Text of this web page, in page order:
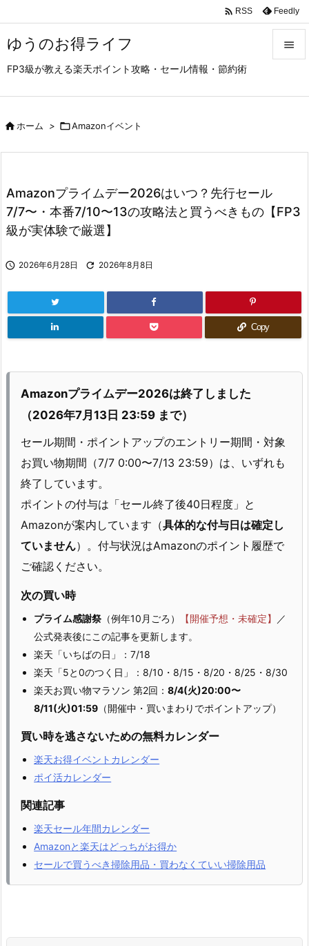
ゆうのお得ライフ
FP3級が教える楽天ポイント攻略・セール情報・節約術


 RSS Feedly
ホーム > Amazonイベント
Amazonプライムデー2026はいつ？先行セール
7/7〜・本番7/10〜13の攻略法と買うべきもの【FP3
級が実体験で厳選】
 2026年6月28日  2026年8月8日
Copy
Amazonプライムデー2026は終了しました
（2026年7月13日 23:59 まで）
セール期間・ポイントアップのエントリー期間・対象
お買い物期間（7/7 0:00〜7/13 23:59）は、いずれも
終了しています。
ポイントの付与は「セール終了後40日程度」と
Amazonが案内しています（具体的な付与日は確定し
ていません）。付与状況はAmazonのポイント履歴で
ご確認ください。
次の買い時
プライム感謝祭 （例年10月ごろ） 【開催予想・未確定】
／
公式発表後にこの記事を更新します。
楽天「いちばの日」：7/18
楽天「5と0のつく日」：8/10・8/15・8/20・8/25・8/30
楽天お買い物マラソン 第2回：8/4(火)20:00〜
8/11(火)01:59 （開催中・買いまわりでポイントアップ）
買い時を逃さないための無料カレンダー
楽天お得イベントカレンダー
ポイ活カレンダー
関連記事
楽天セール年間カレンダー
Amazonと楽天はどっちがお得か
セールで買うべき掃除用品・買わなくていい掃除用品